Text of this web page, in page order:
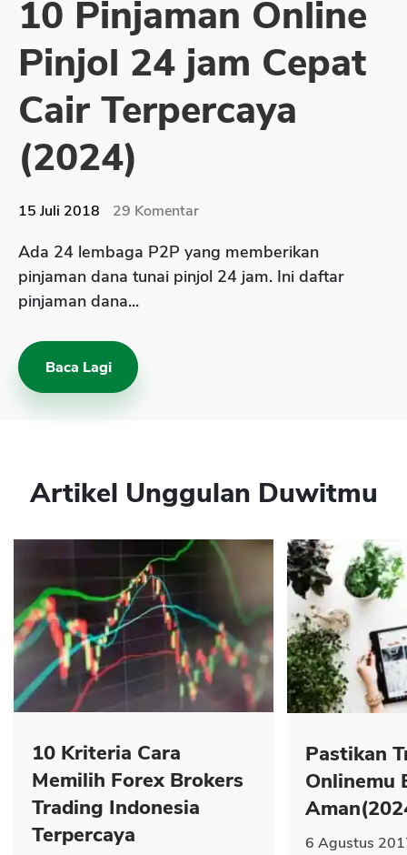
Sekuritas Saham
Bank Digital
Crypto
Assets Crypto
Exchange
Asuransi Kesehatan
Asuransi Syariah
10 Pinjaman Online
Pinjol 24 jam Cepat
Cair Terpercaya
(2024)
15 Juli 2018 29 Komentar
Ada 24 lembaga P2P yang memberikan
pinjaman dana tunai pinjol 24 jam. Ini daftar
pinjaman dana...
Baca Lagi
Artikel Unggulan Duwitmu
10 Kriteria Cara
Memilih Forex Brokers
Trading Indonesia
Terpercaya
Pastikan
Onlinemu
6 Agustus